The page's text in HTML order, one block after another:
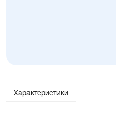
Характеристики